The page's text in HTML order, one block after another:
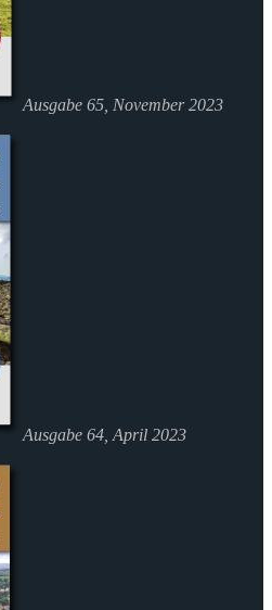
Ausgabe 65, November 2023
Ausgabe 64, April 2023